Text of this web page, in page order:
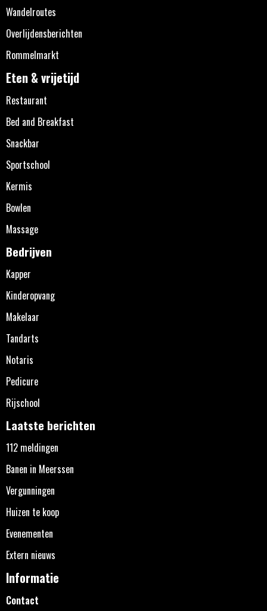
Wandelroutes
Overlijdensberichten
Rommelmarkt
Eten & vrijetijd
Restaurant
Bed and Breakfast
Snackbar
Sportschool
Kermis
Bowlen
Massage
Bedrijven
Kapper
Kinderopvang
Makelaar
Tandarts
Notaris
Pedicure
Rijschool
Laatste berichten
112 meldingen
Banen in Meerssen
Vergunningen
Huizen te koop
Evenementen
Extern nieuws
Informatie
Contact